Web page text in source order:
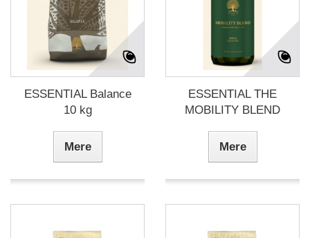
ESSENTIAL Balance
10 kg
Mere
ESSENTIAL THE
MOBILITY BLEND
Mere